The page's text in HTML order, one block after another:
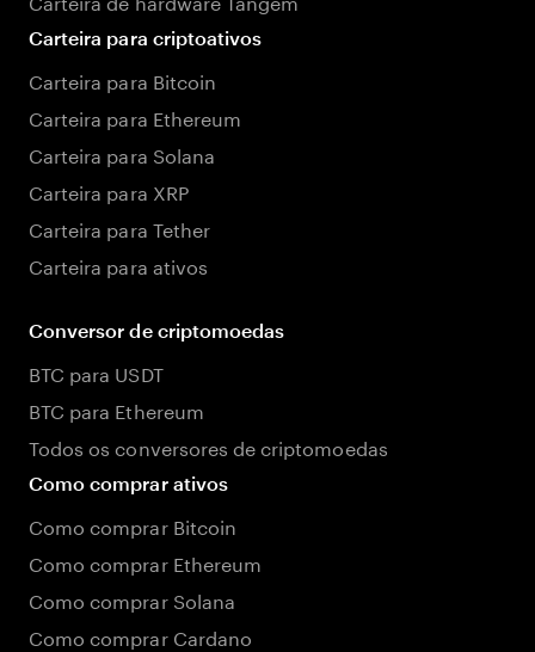
Carteira para criptoativos
Carteira para Bitcoin
Carteira para Ethereum
Carteira para Solana
Carteira para XRP
Carteira para Tether
Carteira para ativos
Conversor de criptomoedas
BTC para USDT
BTC para Ethereum
Todos os conversores de criptomoedas
Como comprar ativos
Como comprar Bitcoin
Como comprar Ethereum
Como comprar Solana
Como comprar Cardano